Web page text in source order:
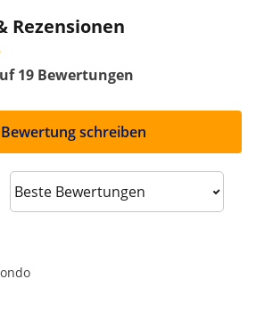
Rezensionen
19 Bewertungen
schreiben
Sort reviews